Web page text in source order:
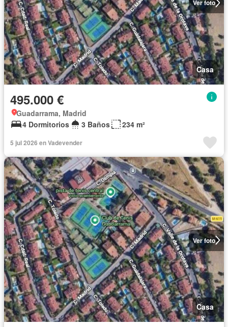
Ver foto
Casa
495.000 €
Guadarrama, Madrid
4 Dormitorios
3 Baños 234 m²
5 jul 2026 en Vadevender
Ver foto
Casa